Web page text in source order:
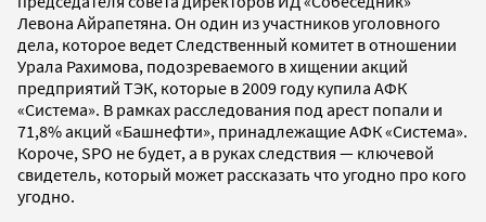
Левона Айрапетяна. Он один из участников уголовного
дела, которое ведет Следственный комитет в отношении
Урала Рахимова, подозреваемого в хищении акций
предприятий ТЭК, которые в 2009 году купила АФК
«Система». В рамках расследования под арест попали и
71,8% акций «Башнефти», принадлежащие АФК «Система».
Короче, SPO не будет, а в руках следствия — ключевой
свидетель, который может рассказать что угодно про кого
угодно.